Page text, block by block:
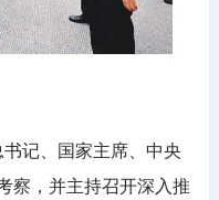
书记、国家主席、中央
察，并主持召开深入推